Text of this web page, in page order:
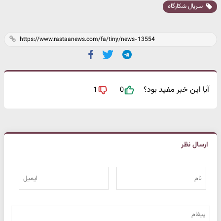
سریال شکارگاه
آیا این خبر مفید بود؟ 0
1
ارسال نظر